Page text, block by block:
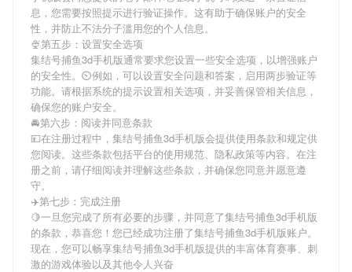
息，您需要按照提示进行验证操作。这有助于确保账户的安全
性，并防止不法分子滥用您的个人信息。
🍨第五步：设置安全选项
集结号捕鱼3d手机版通常要求您设置一些安全选项，以增强账户
的安全性。⏲例如，可以设置安全问题和答案，启用两步验证等
功能。请根据系统的提示设置相关选项，并妥善保管相关信息，
确保您的账户安全。
🚘第六步：阅读并同意条款
💴在注册过程中， 集结号捕鱼3d手机版会提供使用条款和规定供
您阅读。这些条款包括平台的使用规范、隐私政策等内容。在注
册之前，请仔细阅读并理解这些条款，并确保您同意并愿意遵
守。
✈️第七步：完成注册
🍋一旦您完成了所有必要的步骤，并同意了集结号捕鱼3d手机版
的条款，恭喜您！您已经成功注册了集结号捕鱼3d手机版账户。
现在，您可以畅享集结号捕鱼3d手机版提供的丰富体育赛事、刺
激的游戏体验以及其他令人兴奋